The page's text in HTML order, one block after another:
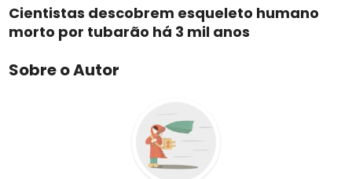
Cientistas descobrem esqueleto humano
morto por tubarão há 3 mil anos
Sobre o Autor